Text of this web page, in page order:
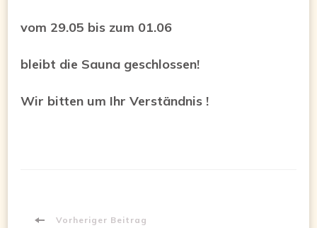
vom 29.05 bis zum 01.06
bleibt die Sauna geschlossen!
Wir bitten um Ihr Verständnis !
Vorheriger Beitrag